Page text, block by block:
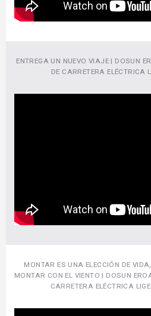
ENTREGA UN NUEVO VIAJE | DOSUN
DE CARRETERA ELÉCTRICA
MONTAR ES UNA ELECCIÓN DE
MONTAR CON EL VIENTO | DOSUN
CARRETERA ELÉCTRICA